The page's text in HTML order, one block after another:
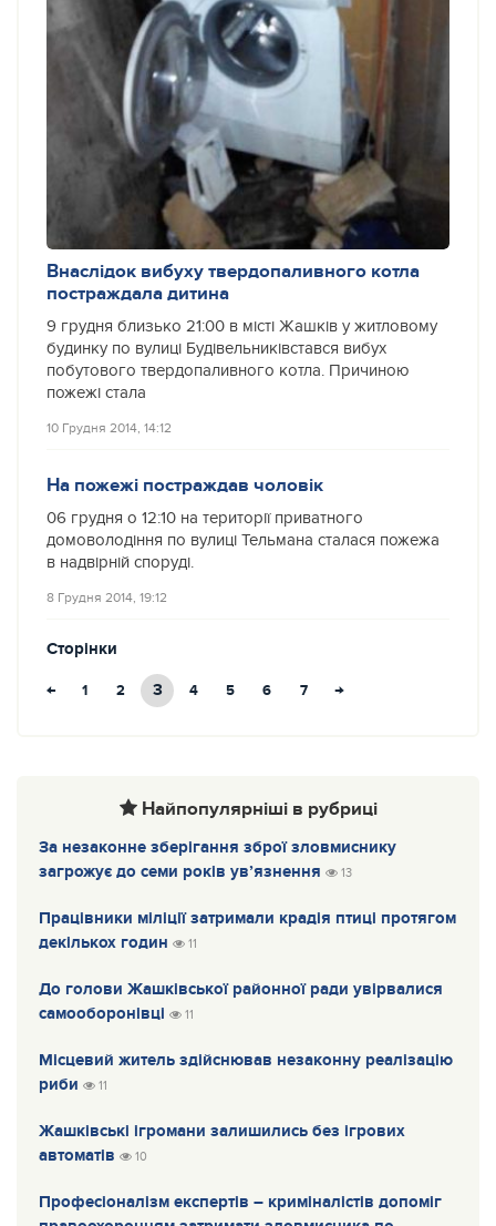
Внаслідок вибуху твердопаливного котла
постраждала дитина
9 грудня близько 21:00 в місті Жашків у житловому
будинку по вулиці Будівельниківстався вибух
побутового твердопаливного котла. Причиною
пожежі стала
10 Грудня 2014, 14:12
На пожежі постраждав чоловік
06 грудня о 12:10 на території приватного
домоволодіння по вулиці Тельмана сталася пожежа
в надвірній споруді.
8 Грудня 2014, 19:12
Сторінки
← 1 2 3 4 5 6 7 →
Найпопулярніші в рубриці
За незаконне зберігання зброї зловмиснику
загрожує до семи років ув’язнення
13
Працівники міліції затримали крадія птиці протягом
декількох годин
11
До голови Жашківської районної ради увірвалися
самооборонівці
11
Місцевий житель здійснював незаконну реалізацію
риби
11
Жашківські ігромани залишились без ігрових
автоматів
10
Професіоналізм експертів – криміналістів допоміг